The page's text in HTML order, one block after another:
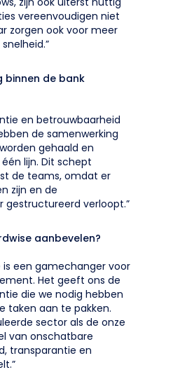
vereenvoudigen niet
zorgen ook voor meer
binnen de bank
en betrouwbaarheid
de samenwerking
gehaald en
lijn. Dit schept
de teams, omdat er
zijn en de
verloopt.”
aanbevelen?
is een gamechanger voor
Het geeft ons de
die we nodig hebben
taken aan te pakken.
sector als de onze
van onschatbare
transparantie en